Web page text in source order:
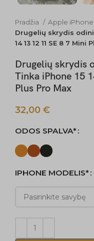
Pradžia Apple
Drugelių skrydis
14 13 12 11 SE 8 7 Mini
Drugelių skrydis
Tinka iPhone 15
Plus Pro Max
32,00 €
ODOS SPALVA*
IPHONE MODELIS*